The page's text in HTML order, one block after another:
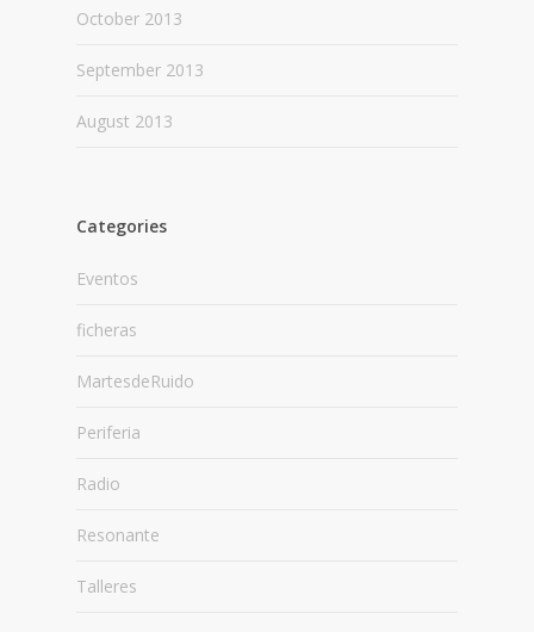
October 2013
September 2013
August 2013
Categories
Eventos
ficheras
MartesdeRuido
Periferia
Radio
Resonante
Talleres